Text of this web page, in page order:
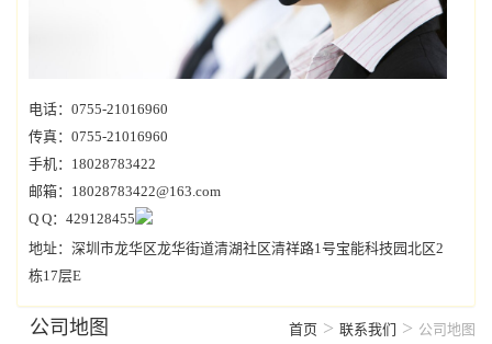
电话：0755-21016960
传真：0755-21016960
手机：18028783422
邮箱：18028783422@163.com
Q Q：429128455
地址：深圳市龙华区龙华街道清湖社区清祥路1号宝能科技园北区2
栋17层E
公司地图 首页 > 联系我们 > 公司地图